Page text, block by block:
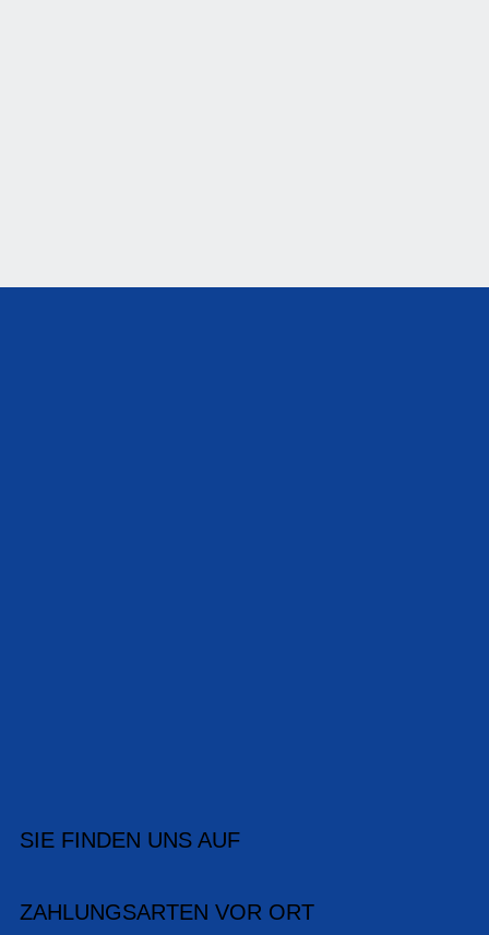
SIE FINDEN UNS AUF
ZAHLUNGSARTEN VOR ORT